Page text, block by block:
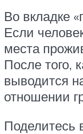
Во вкладке
Если
места
После того,
выводится
отношении
Поделитесь